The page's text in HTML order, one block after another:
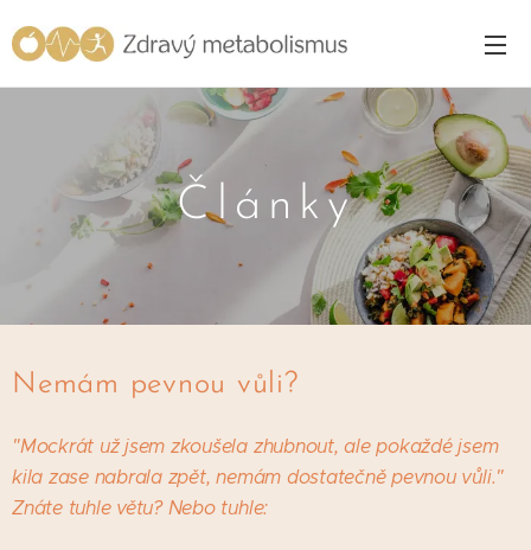
Články
Nemám pevnou vůli?
"Mockrát už jsem zkoušela zhubnout, ale pokaždé jsem
kila zase nabrala zpět, nemám dostatečně pevnou vůli."
Znáte tuhle větu? Nebo tuhle: